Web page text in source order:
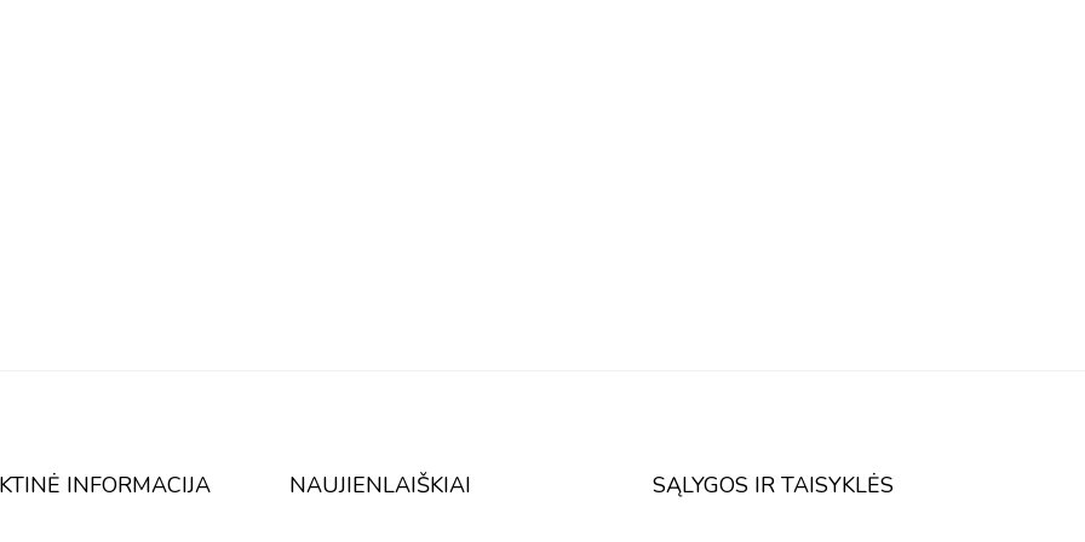
INFORMACIJA NAUJIENLAIŠKIAI SĄLYGOS IR TAISYKLĖS